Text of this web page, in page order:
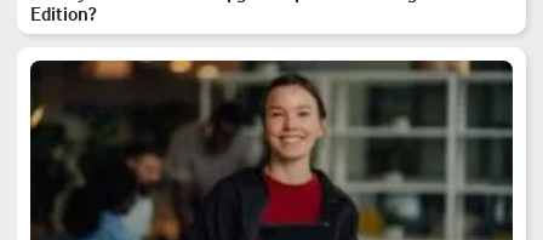
Edition?